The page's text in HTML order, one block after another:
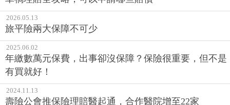
2026.05.13
旅平險兩大保障不可少
2025.06.02
年繳數萬元保費，出事卻沒保障？保險很重要，但不是
有買就好！
2024.11.13
壽險公會推保險理賠醫起通，合作醫院增至22家